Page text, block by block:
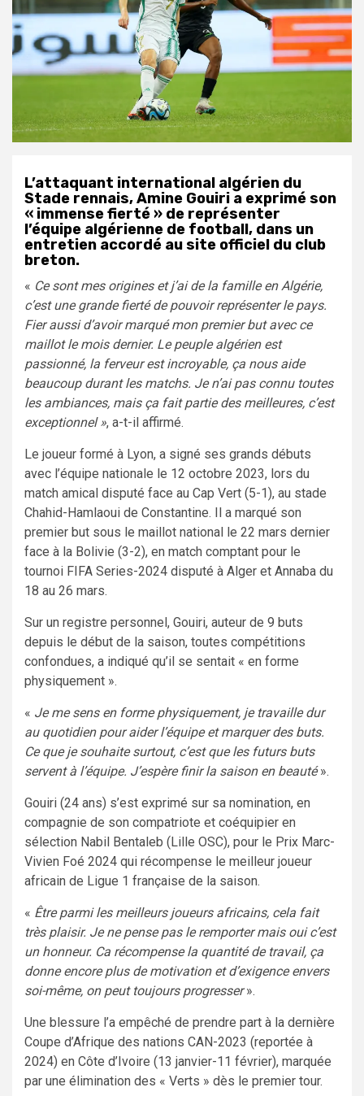
L’attaquant international algérien du
Stade rennais, Amine Gouiri a exprimé son
« immense fierté » de représenter
l’équipe algérienne de football, dans un
entretien accordé au site officiel du club
breton.
« Ce sont mes origines et j’ai de la famille en Algérie,
c’est une grande fierté de pouvoir représenter le pays.
Fier aussi d’avoir marqué mon premier but avec ce
maillot le mois dernier. Le peuple algérien est
passionné, la ferveur est incroyable, ça nous aide
beaucoup durant les matchs. Je n’ai pas connu toutes
les ambiances, mais ça fait partie des meilleures, c’est
exceptionnel », a-t-il affirmé.
Le joueur formé à Lyon, a signé ses grands débuts
avec l’équipe nationale le 12 octobre 2023, lors du
match amical disputé face au Cap Vert (5-1), au stade
Chahid-Hamlaoui de Constantine. Il a marqué son
premier but sous le maillot national le 22 mars dernier
face à la Bolivie (3-2), en match comptant pour le
tournoi FIFA Series-2024 disputé à Alger et Annaba du
18 au 26 mars.
Sur un registre personnel, Gouiri, auteur de 9 buts
depuis le début de la saison, toutes compétitions
confondues, a indiqué qu’il se sentait « en forme
physiquement ».
« Je me sens en forme physiquement, je travaille dur
au quotidien pour aider l’équipe et marquer des buts.
Ce que je souhaite surtout, c’est que les futurs buts
servent à l’équipe. J’espère finir la saison en beauté».
Gouiri (24 ans) s’est exprimé sur sa nomination, en
compagnie de son compatriote et coéquipier en
sélection Nabil Bentaleb (Lille OSC), pour le Prix Marc-
Vivien Foé 2024 qui récompense le meilleur joueur
africain de Ligue 1 française de la saison.
« Être parmi les meilleurs joueurs africains, cela fait
très plaisir. Je ne pense pas le remporter mais oui c’est
un honneur. Ca récompense la quantité de travail, ça
donne encore plus de motivation et d’exigence envers
soi-même, on peut toujours progresser».
Une blessure l’a empêché de prendre part à la dernière
Coupe d’Afrique des nations CAN-2023 (reportée à
2024) en Côte d’Ivoire (13 janvier-11 février), marquée
par une élimination des « Verts » dès le premier tour.